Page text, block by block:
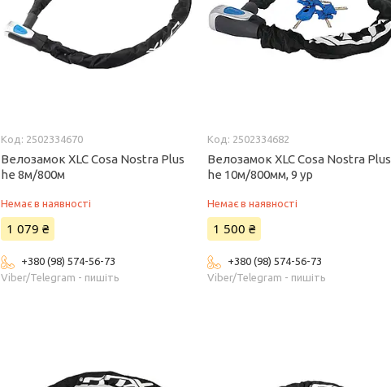
2502334670
Велозамок XLC Cosa Nostra Plus
he 8м/800м
Немає в наявності
1 079 ₴
+380 (98) 574-56-73
Viber/Telegram - пишіть
2502334682
Велозамок XLC Cosa Nostra Plus
he 10м/800мм, 9 ур
Немає в наявності
1 500 ₴
+380 (98) 574-56-73
Viber/Telegram - пишіть